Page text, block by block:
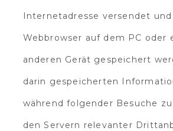
Internetadresse versendet
Webbrowser auf dem PC oder
anderen Gerät gespeichert
darin gespeicherten
während folgender Besuche
den Servern relevanter